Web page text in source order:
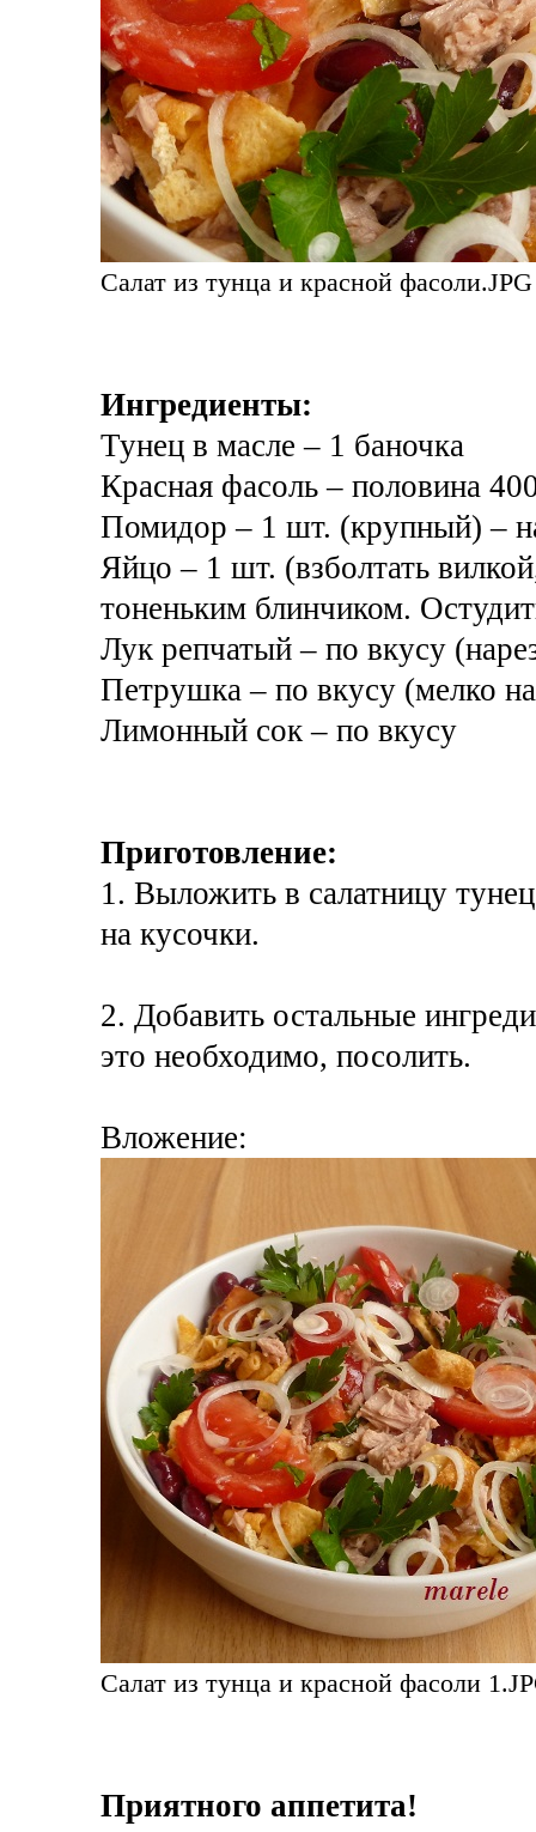
Салат из тунца и красной
Ингредиенты:
Тунец в масле – 1 баночка
Красная фасоль – половина
Помидор – 1 шт. (крупный) –
Яйцо – 1 шт. (взболтать
тоненьким блинчиком.
Лук репчатый – по вкусу
Петрушка – по вкусу (мелко
Лимонный сок – по вкусу
Приготовление:
1. Выложить в салатницу
на кусочки.
2. Добавить остальные
это необходимо, посолить.
Вложение:
Салат из тунца и красной фасоли
Приятного аппетита!